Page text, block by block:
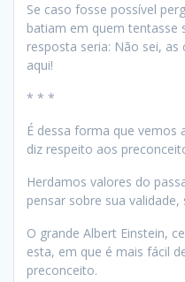
Se caso fosse possível
batiam em quem tentasse
resposta seria: Não sei,
aqui!
* * *
É dessa forma que vemos
diz respeito aos
Herdamos valores do
pensar sobre sua
O grande Albert Einstein,
esta, em que é mais fácil
preconceito.